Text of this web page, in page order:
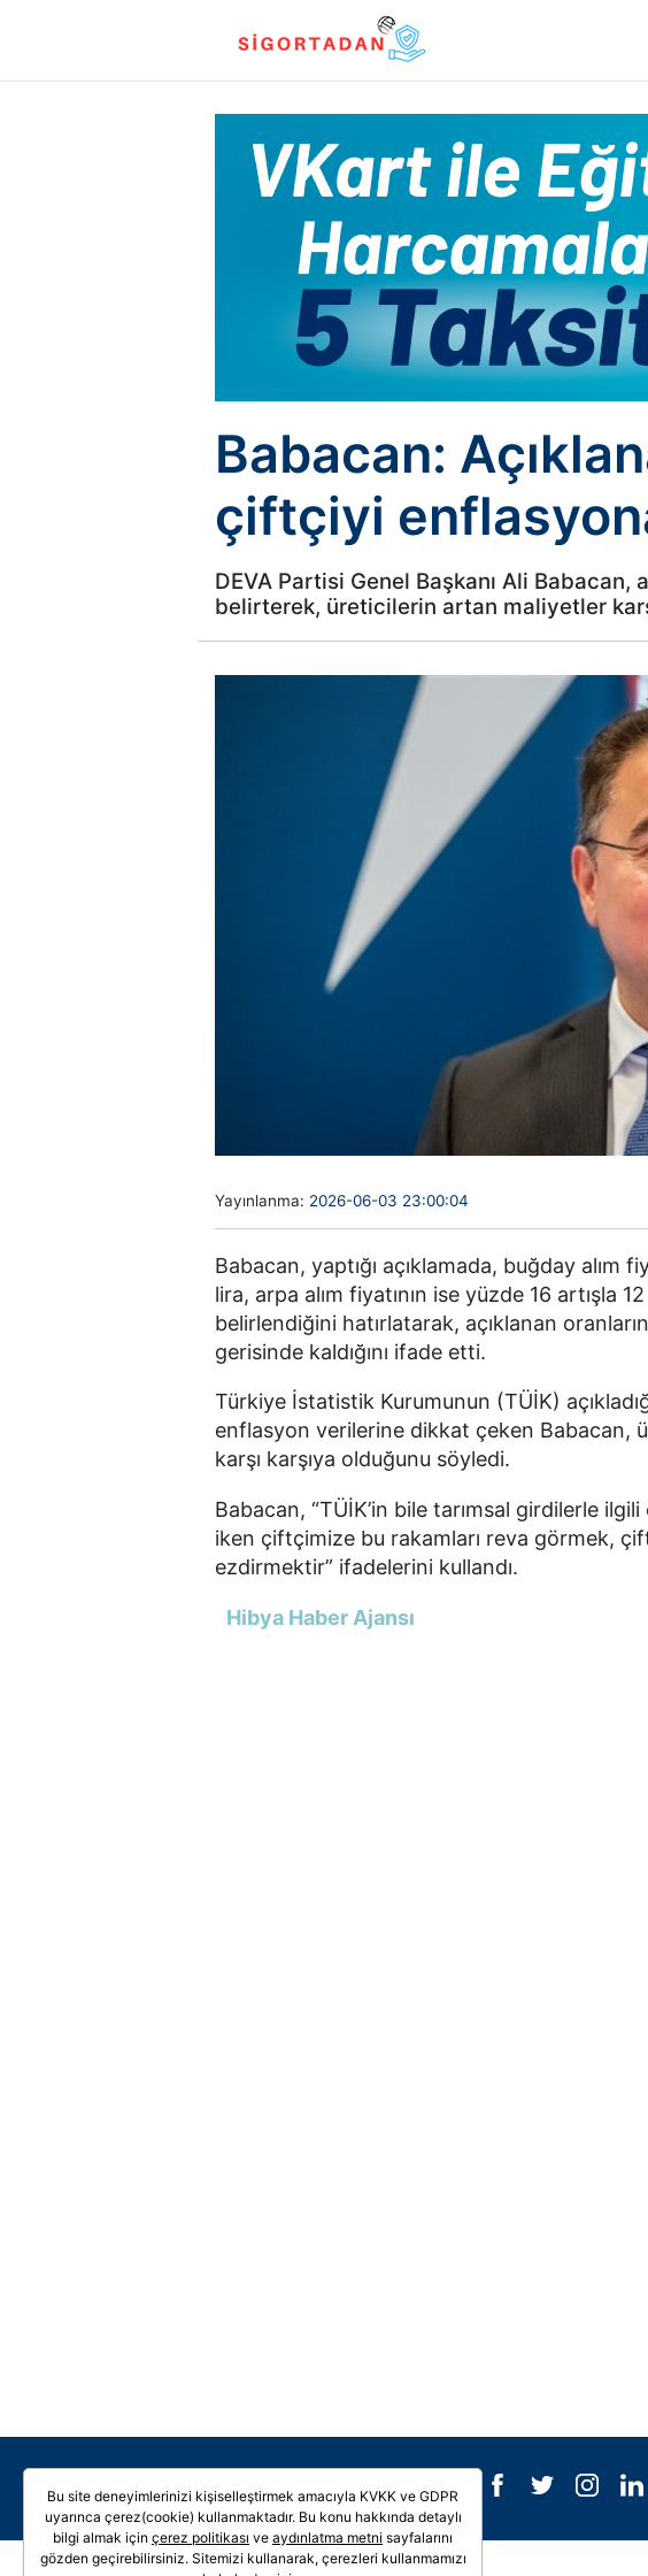
Babacan:
çiftçiyi
DEVA Partisi Genel Başkanı Ali
belirterek, üreticilerin artan maliyetler
Yayınlanma: 2026-06-03 23:00:04
Babacan, yaptığı açıklamada, buğday alım
lira, arpa alım fiyatının ise yüzde 16 artışla
belirlendiğini hatırlatarak, açıklanan
gerisinde kaldığını ifade etti.
Türkiye İstatistik Kurumunun (TÜİK)
enflasyon verilerine dikkat çeken Babacan,
karşı karşıya olduğunu söyledi.
Babacan, “TÜİK’in bile tarımsal girdilerle
iken çiftçimize bu rakamları reva görmek,
ezdirmektir” ifadelerini kullandı.
Hibya Haber Ajansı
Galeri Video
Bu site deneyimlerinizi kişiselleştirmek amacıyla KVKK ve GDPR
uyarınca çerez(cookie) kullanmaktadır. Bu konu hakkında detaylı
bilgi almak için çerez politikası ve aydınlatma metni sayfalarını
gözden geçirebilirsiniz. Sitemizi kullanarak, çerezleri kullanmamızı